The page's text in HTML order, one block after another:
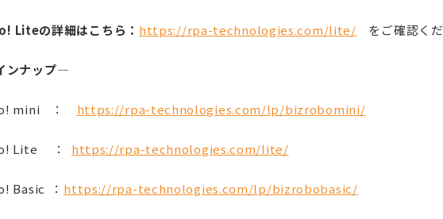
Liteの詳細はこちら： https://rpa-technologies.com/lite/ をご確認く
ンナップ―
mini ： https://rpa-technologies.com/lp/bizrobomini/
Lite ： https://rpa-technologies.com/lite/
Basic ： https://rpa-technologies.com/lp/bizrobobasic/